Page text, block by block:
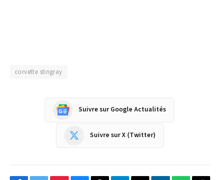
corvette stingray
Suivre sur Google Actualités
Suivre sur X (Twitter)